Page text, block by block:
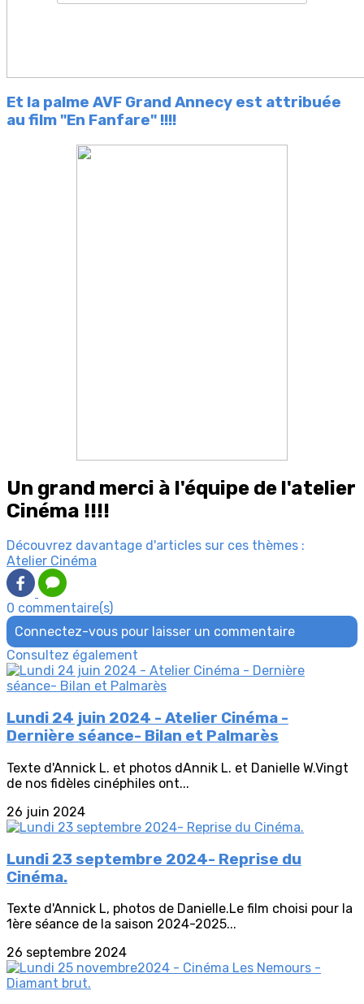
Et la palme AVF Grand Annecy est attribuée
au film "En Fanfare" !!!!
Un grand merci à l'équipe de l'atelier
Cinéma !!!!
Découvrez davantage d'articles sur ces thèmes :
Atelier Cinéma
0 commentaire(s)
Connectez-vous pour laisser un commentaire
Consultez également
Lundi 24 juin 2024 - Atelier Cinéma -
Dernière séance- Bilan et Palmarès
Texte d'Annick L. et photos dAnnik L. et Danielle W.Vingt
de nos fidèles cinéphiles ont...
26 juin 2024
Lundi 23 septembre 2024- Reprise du
Cinéma.
Texte d'Annick L, photos de Danielle.Le film choisi pour la
1ère séance de la saison 2024-2025...
26 septembre 2024